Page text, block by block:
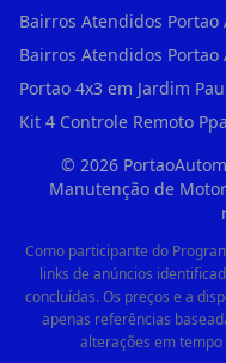
Portao 4x3 em Jardim
© 2026
Manutenção de
Como participante do
links de anúncios
concluídas. Os preços e a
apenas referências
alterações em